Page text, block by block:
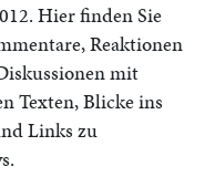
Hier finden Sie
Reaktionen
mit
Texten, Blicke ins
Links zu